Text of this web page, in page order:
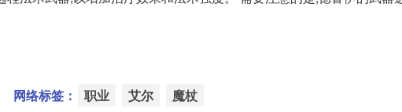
网络标签： 职业 艾尔 魔杖